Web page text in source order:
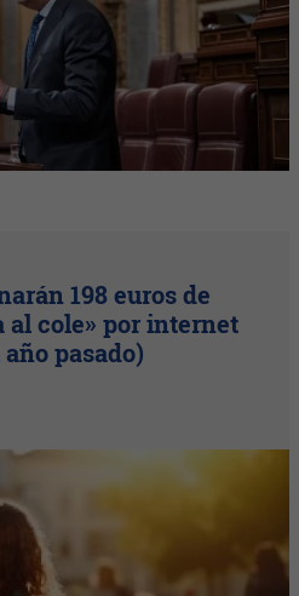
198 euros de
al cole» por internet
pasado)